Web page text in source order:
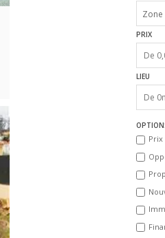
Zone
PRIX
LIEU